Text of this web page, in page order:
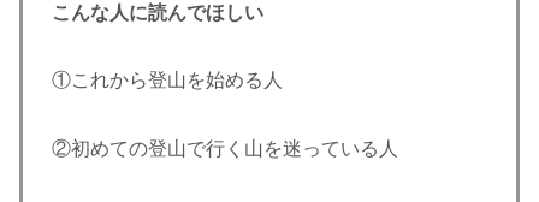
こんな人に読んでほしい
①これから登山を始める人
②初めての登山で行く山を迷っている人